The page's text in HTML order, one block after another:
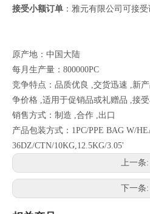
接受小额订单 ：雅元有限公司可接
原产地：中国大陆
每月生产量：800000PC
竞争特点：品质优良 ,交货迅速 ,新
争价格 ,适用于促销品或礼赠品 ,接
销售方式：制造 ,合作 ,出口
产品包装方式：1PC/PPE BAG W/
36DZ/CTN/10KG,12.5KG/3.05'
上一条:
下一条: